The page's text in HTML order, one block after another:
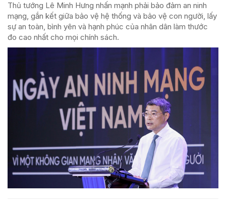
Thủ tướng Lê Minh Hưng nhấn mạnh phải bảo đảm an ninh
mạng, gắn kết giữa bảo vệ hệ thống và bảo vệ con người, lấy
sự an toàn, bình yên và hạnh phúc của nhân dân làm thước
đo cao nhất cho mọi chính sách.